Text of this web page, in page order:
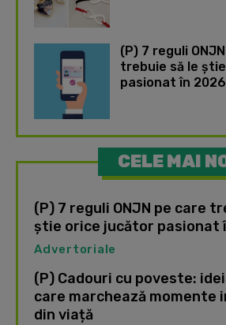
(P) 7 reguli
trebuie să le
pasionat în 2026
CELE MAI
(P) 7 reguli ONJN pe care
știe orice jucător pasionat
Advertoriale
(P) Cadouri cu poveste:
care marchează momente
din viață